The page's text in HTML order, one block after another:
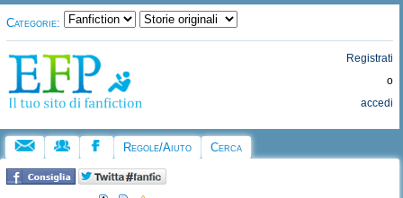
Categorie:
Registrati
o
accedi
Regole/Aiuto Cerca